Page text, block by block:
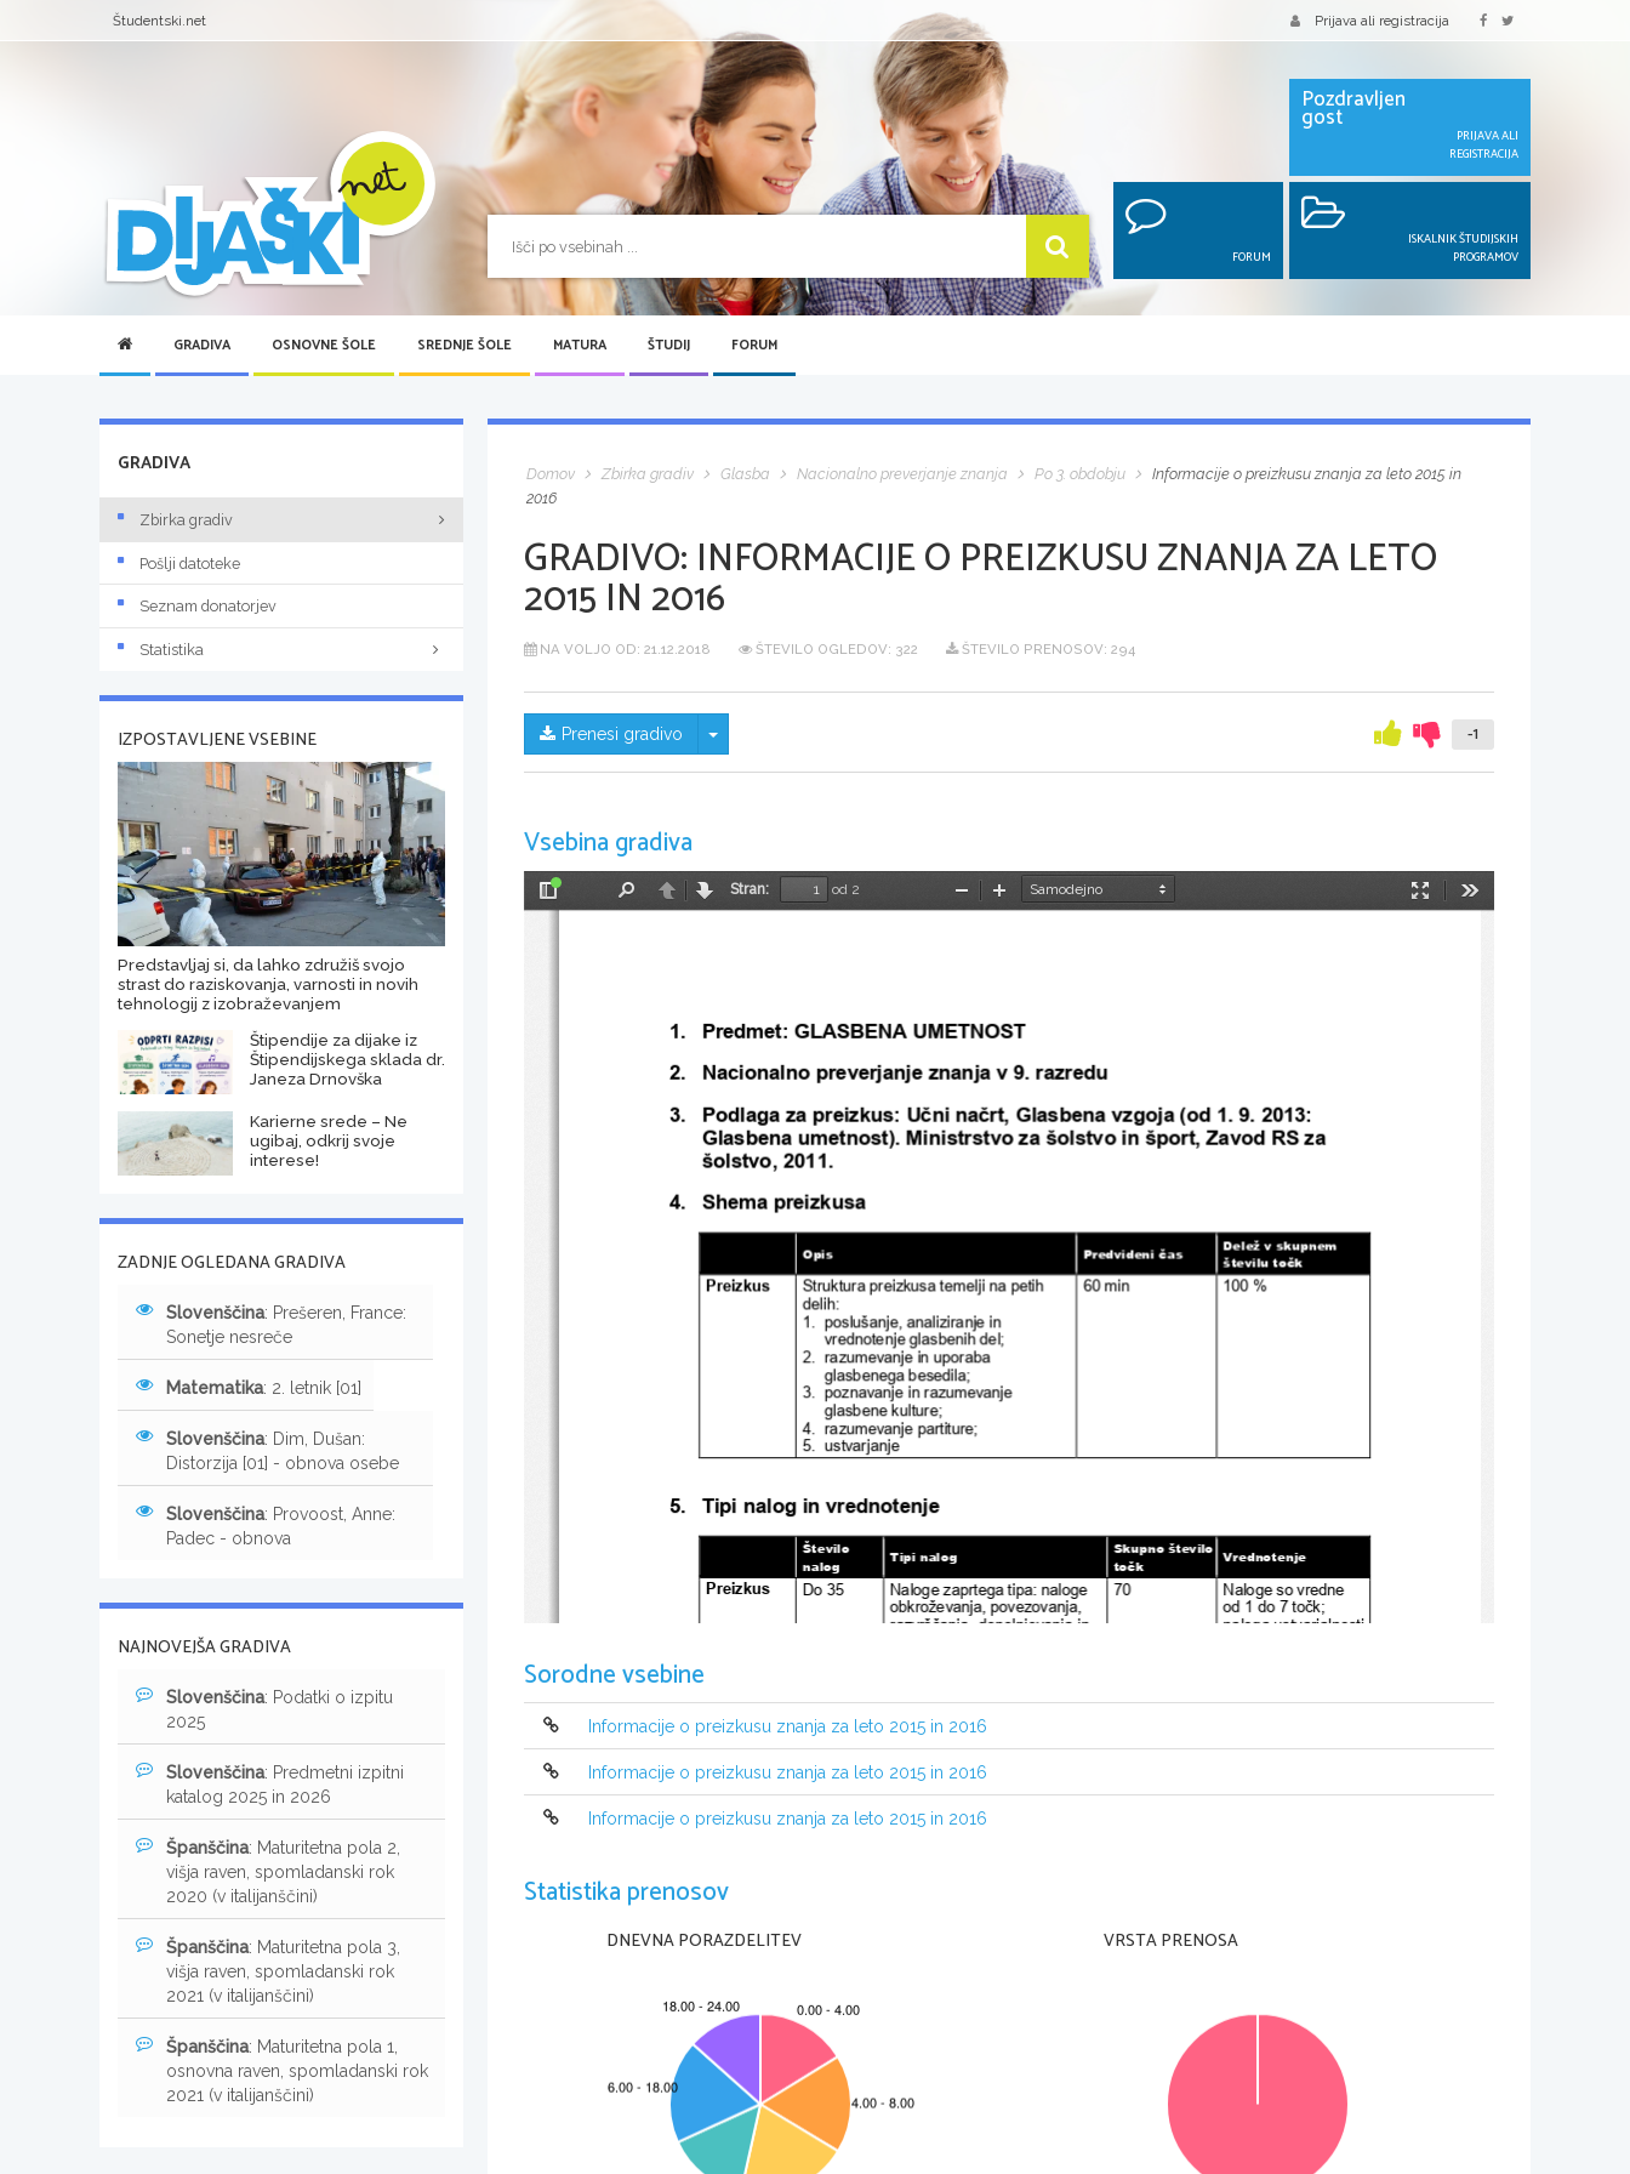
Študentski.net Prijava ali registracija
Pozdravljen
gost
PRIJAVA ALI
REGISTRACIJA
FORUM
ISKALNIK ŠTUDIJSKIH
PROGRAMOV
GRADIVA OSNOVNE ŠOLE SREDNJE ŠOLE MATURA ŠTUDIJ FORUM
Domov Zbirka gradiv Glasba Nacionalno preverjanje znanja Po 3. obdobju
Informacije o preizkusu znanja za leto 2015 in
2016
GRADIVO: INFORMACIJE O PREIZKUSU ZNANJA ZA LETO
2015 IN 2016
NA VOLJO OD: 21.12.2018 ŠTEVILO OGLEDOV: 322 ŠTEVILO PRENOSOV: 294
Prenesi gradivo Skrij/prikaži meni -1
Vsebina gradiva
Preklopi
NazajNaprej
Stran:
od 2
Način
PomanjšajPovečaj
1.     Predmet: GLASBENA UMETNOST
2.     Nacionalno preverjanje znanja v 9. razredu
3. Podlaga za preizkus: Učni načrt, Glasbena vzgoja (od 1. 9. 2013:
Glasbena umetnost). Ministrstvo za šolstvo in šport, Zavod RS za
šolstvo, 2011.
4.     Shema preizkusa
Opis Predvideni čas
Delež v skupnem
številu točk
Preizkus Struktura preizkusa temelji na petih
delih:
1.
poslušanje, analiziranje in
vrednotenje glasbenih del;
2.
razumevanje in uporaba
glasbenega besedila;
3.
poznavanje in razumevanje
glasbene kulture;
4.
razumevanje partiture;
5.
ustvarjanje
60 min 100 %
5.     Tipi nalog in vrednotenje
Število
nalog
Tipi nalog
Skupno število
točk
Vrednotenje
Preizkus Do 35
Naloge zaprtega tipa: naloge
obkroževanja, povezovanja,
razvrščanja, dopolnjevanja in
70
Naloge so vredne
od 1 do 7 točk;
naloga ustvarjalnosti
6.     Sestava preizkusa glede na taksonomske stopnje
samostojna interpretacija in vrednotenje
Sorodne vsebine
Informacije o preizkusu znanja za leto 2015 in 2016
Informacije o preizkusu znanja za leto 2015 in 2016
Informacije o preizkusu znanja za leto 2015 in 2016
Statistika prenosov
DNEVNA PORAZDELITEV VRSTA PRENOSA
GRADIVA
Zbirka gradiv
Pošlji datoteke
Seznam donatorjev
Statistika
IZPOSTAVLJENE VSEBINE
Predstavljaj si, da lahko združiš svojo
strast do raziskovanja, varnosti in novih
tehnologij z izobraževanjem
Štipendije za dijake iz
Štipendijskega sklada dr.
Janeza Drnovška
Karierne srede – Ne
ugibaj, odkrij svoje
interese!
ZADNJE OGLEDANA GRADIVA
Slovenščina: Prešeren, France:
Sonetje nesreče
Matematika: 2. letnik [01]
Slovenščina: Dim, Dušan:
Distorzija [01] - obnova osebe
Slovenščina: Provoost, Anne:
Padec - obnova
NAJNOVEJŠA GRADIVA
Slovenščina: Podatki o izpitu
2025
Slovenščina: Predmetni izpitni
katalog 2025 in 2026
Španščina: Maturitetna pola 2,
višja raven, spomladanski rok
2020 (v italijanščini)
Španščina: Maturitetna pola 3,
višja raven, spomladanski rok
2021 (v italijanščini)
Španščina: Maturitetna pola 1,
osnovna raven, spomladanski rok
2021 (v italijanščini)